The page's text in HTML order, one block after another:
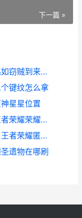
下一篇 »
原神预兆如窃贼到来策略 原神预兆如窃贼到来怎么接
键纹怎么拿
星星位置
王者荣耀荣耀神奇商店超低几折 王者荣耀荣耀神将称号是谁的
王者荣耀荣耀匿光小队皮肤有哪些 王者荣耀匿名查看战绩
遗物在哪刷